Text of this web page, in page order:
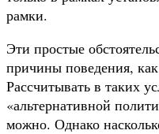
рамки.
Эти простые
причины поведения,
Рассчитывать в таких
«альтернативной
можно. Однако